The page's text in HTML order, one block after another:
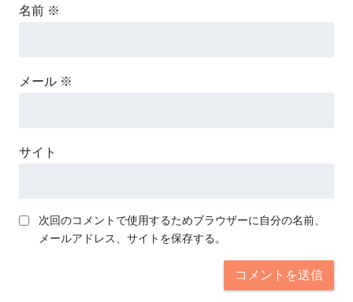
名前 ※
メール ※
サイト
次回のコメントで使用するためブラウザーに自分の名前、
メールアドレス、サイトを保存する。